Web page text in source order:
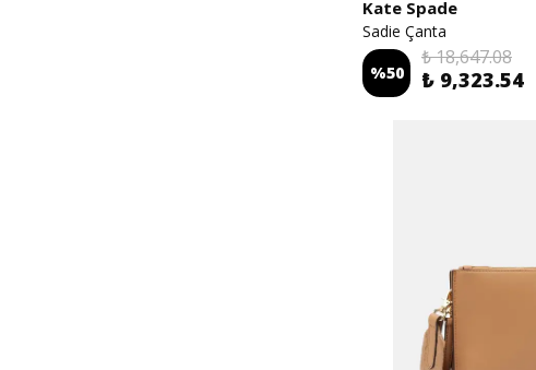
Kate Spade
Sadie Çanta
%50
₺ 18,647.08
₺ 9,323.54